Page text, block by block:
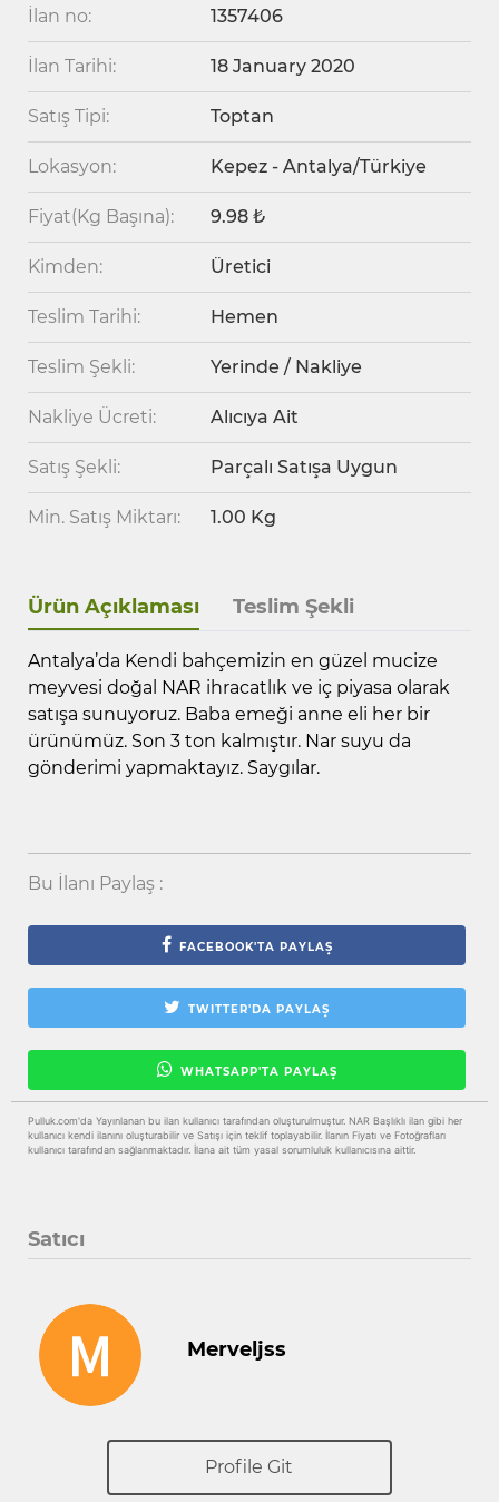
İlan no: 1357406
İlan Tarihi: 18 January 2020
Satış Tipi: Toptan
Lokasyon: Kepez - Antalya/Türkiye
Fiyat(Kg Başına): 9.98 ₺
Kimden: Üretici
Teslim Tarihi: Hemen
Teslim Şekli: Yerinde / Nakliye
Nakliye Ücreti: Alıcıya Ait
Satış Şekli: Parçalı Satışa Uygun
Min. Satış Miktarı: 1.00 Kg
Ürün Açıklaması Teslim Şekli
Antalya’da Kendi bahçemizin en güzel mucize
meyvesi doğal NAR ihracatlık ve iç piyasa olarak
satışa sunuyoruz. Baba emeği anne eli her bir
ürünümüz. Son 3 ton kalmıştır. Nar suyu da
gönderimi yapmaktayız. Saygılar.
Bu İlanı Paylaş :
FACEBOOK'TA PAYLAŞ
TWITTER'DA PAYLAŞ
WHATSAPP'TA PAYLAŞ
Pulluk.com'da Yayınlanan bu ilan kullanıcı tarafından oluşturulmuştur. NAR Başlıklı ilan gibi her
kullanıcı kendi ilanını oluşturabilir ve Satışı için teklif toplayabilir. İlanın Fiyatı ve Fotoğrafları
kullanıcı tarafından sağlanmaktadır. İlana ait tüm yasal sorumluluk kullanıcısına aittir.
Satıcı
Merveljss
Profile Git